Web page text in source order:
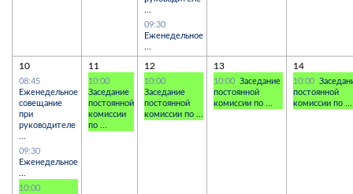
09:30
Еженедельное
10
08:45
Еженедельное
совещание
при
руководителе
09:30
Еженедельное
10:00
11
10:00
Заседание
постоянной
комиссии
по ...
12
10:00
Заседание
постоянной
комиссии по ...
13
10:00 Заседание
постоянной
комиссии по ...
14
10:00
постоянной
комиссии по ...